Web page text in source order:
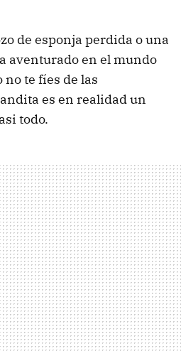
de esponja perdida o una
aventurado en el mundo
no te fíes de las
es en realidad un
todo.